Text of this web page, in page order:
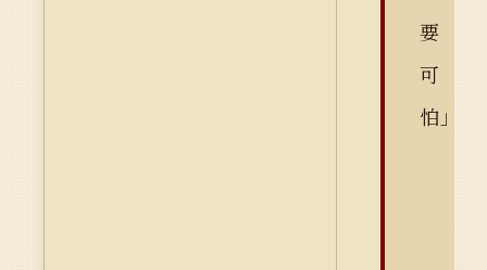
要
可
怕」